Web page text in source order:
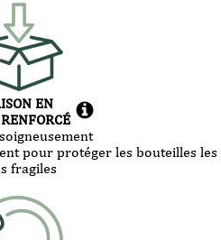
EN
pour protéger les bouteilles les
fragiles